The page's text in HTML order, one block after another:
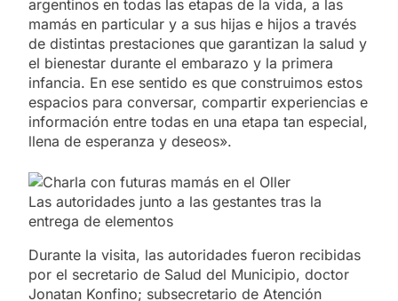
argentinos en todas las etapas de la vida, a las
mamás en particular y a sus hijas e hijos a través
de distintas prestaciones que garantizan la salud y
el bienestar durante el embarazo y la primera
infancia. En ese sentido es que construimos estos
espacios para conversar, compartir experiencias e
información entre todas en una etapa tan especial,
llena de esperanza y deseos».
Las autoridades junto a las gestantes tras la
entrega de elementos
Durante la visita, las autoridades fueron recibidas
por el secretario de Salud del Municipio, doctor
Jonatan Konfino; subsecretario de Atención